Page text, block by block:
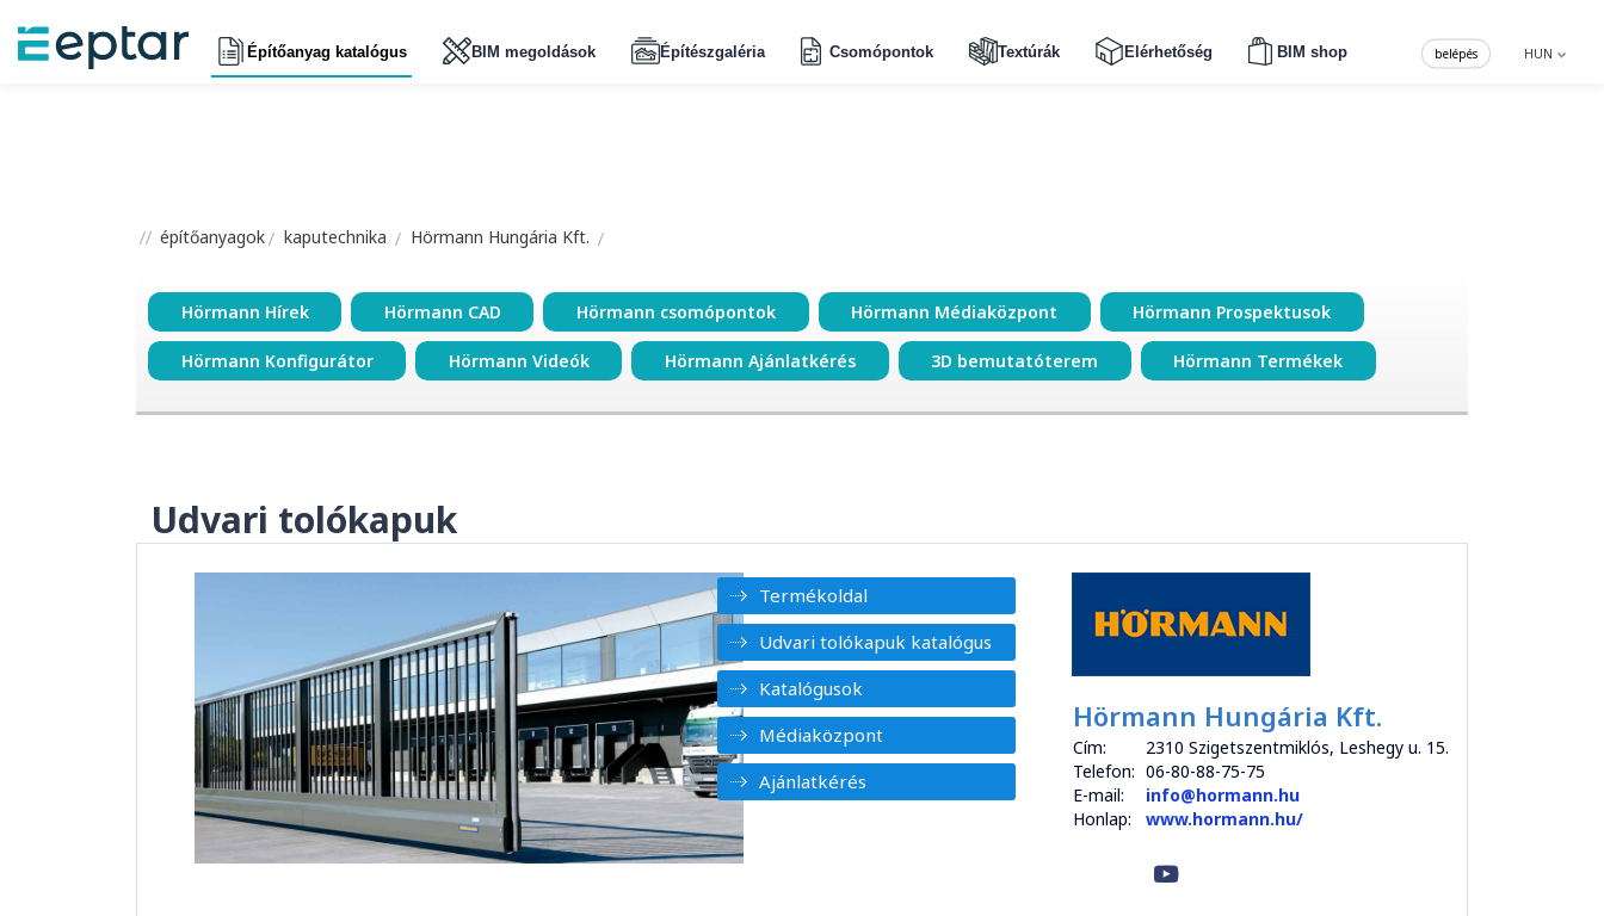
Építőanyag katalógus BIM megoldások Építészgaléria Csomópontok Textúrák Elérhetőség BIM shop HUN
belépés
építőanyagok kaputechnika Hörmann Hungária Kft.
Hörmann Hírek Hörmann CAD Hörmann csomópontok Hörmann Médiaközpont Hörmann Prospektusok
Hörmann Konfigurátor Hörmann Videók Hörmann Ajánlatkérés 3D bemutatóterem Hörmann Termékek
Udvari tolókapuk
Termékoldal
Udvari tolókapuk katalógus
Katalógusok
Médiaközpont
Ajánlatkérés
Hörmann Hungária Kft.
Cím:
2310 Szigetszentmiklós, Leshegy u. 15.
Telefon: 06-80-88-75-75
E-mail:
info@hormann.hu
Honlap:
www.hormann.hu/